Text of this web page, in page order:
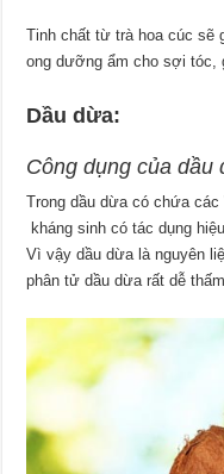
Tinh chất từ trà hoa cúc sẽ
ong dưỡng ẩm cho sợi tóc,
Dầu dừa:
Công dụng của dầu
Trong dầu dừa có chứa
kháng sinh có tác dụng
Vì vậy dầu dừa là nguyên
phân tử dầu dừa rất dễ